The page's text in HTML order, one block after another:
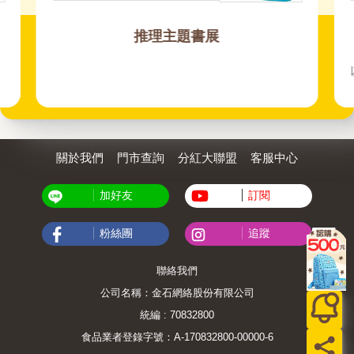
推理主題書展
關於我們 門市查詢 分紅大聯盟 客服中心
加好友 訂閱
粉絲團 追蹤
聯絡我們
公司名稱：金石網絡股份有限公司
統編 : 70832800
食品業者登錄字號：A-170832800-00000-6